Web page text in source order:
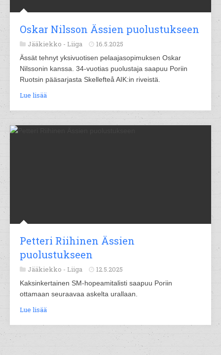
Oskar Nilsson Ässien puolustukseen
Jääkiekko - Liiga 16.5.2025
Ässät tehnyt yksivuotisen pelaajasopimuksen Oskar
Nilssonin kanssa. 34-vuotias puolustaja saapuu Poriin
Ruotsin pääsarjasta Skellefteå AIK:in riveistä.
Lue lisää
Petteri Riihinen Ässien
puolustukseen
Jääkiekko - Liiga 12.5.2025
Kaksinkertainen SM-hopeamitalisti saapuu Poriin
ottamaan seuraavaa askelta urallaan.
Lue lisää